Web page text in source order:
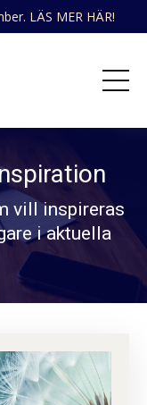
LÄS MER HÄR!
vill inspireras
i aktuella